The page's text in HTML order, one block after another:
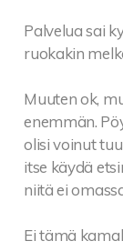
Palvelua sai
ruokakin
Muuten ok,
enemmän.
olisi voinut
itse käydä
niitä ei
Ei tämä